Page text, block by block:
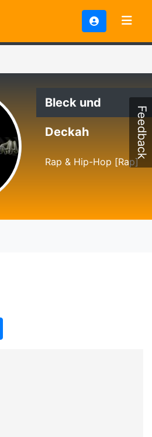
Bleck und
Deckah
Rap & Hip-Hop [Rap]
Feedback